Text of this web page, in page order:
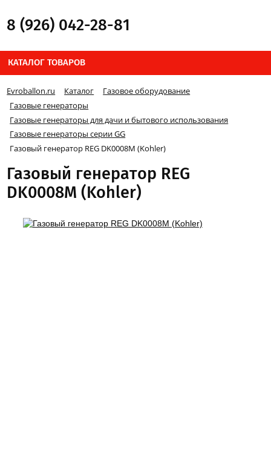
8 (926) 042-28-81
КАТАЛОГ ТОВАРОВ
Evroballon.ru Каталог
Газовое оборудование
Газовые генераторы
Газовые генераторы для дачи и бытового использования
Газовые генераторы серии GG
Газовый генератор REG DK0008M (Kohler)
Газовый генератор REG
DK0008M (Kohler)